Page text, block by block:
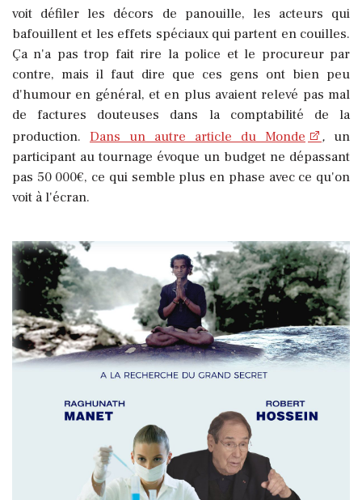
voit défiler les décors de panouille, les acteurs qui
bafouillent et les effets spéciaux qui partent en couilles.
Ça n'a pas trop fait rire la police et le procureur par
contre, mais il faut dire que ces gens ont bien peu
d'humour en général, et en plus avaient relevé pas mal
de factures douteuses dans la comptabilité de la
production. Dans un autre article du Monde , un
participant au tournage évoque un budget ne dépassant
pas 50 000€, ce qui semble plus en phase avec ce qu'on
voit à l'écran.